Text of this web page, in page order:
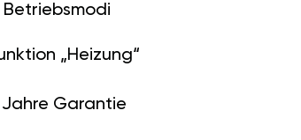
Betriebsmodi
„Heizung“
Jahre Garantie